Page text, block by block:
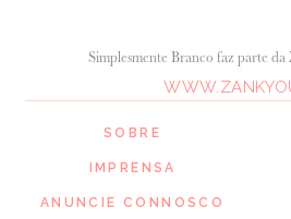
SOBRE
IMPRENSA
ANUNCIE CONNOSCO
Simplesmente Branco faz parte da